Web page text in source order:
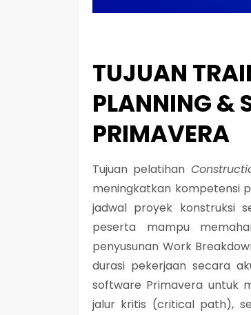
TUJUAN
PLANNING &
PRIMAVERA
Tujuan pelatihan
meningkatkan kompetensi
jadwal proyek konstruksi
peserta mampu
penyusunan Work
durasi pekerjaan secara
software Primavera untuk
jalur kritis (critical path),